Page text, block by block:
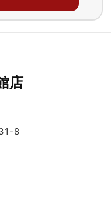
店
8